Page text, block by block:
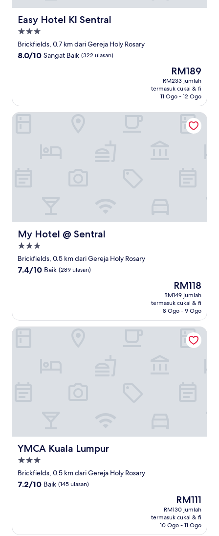
Easy Hotel Kl Sentral
Easy Hotel Kl Sentral
Hartanah
3.0
bintang
Brickfields, 0.7 km dari Gereja Holy Rosary
8.0
ulasan)
8.0/10 Sangat Baik (322 ulasan)
Harga
ialah
RM189
RM189
RM233 jumlah
termasuk cukai & fi
11 Ogo - 12 Ogo
My Hotel @ Sentral
My Hotel @ Sentral
Hartanah
3.0
bintang
Brickfields, 0.5 km dari Gereja Holy Rosary
7.4
7.4/10 Baik (289 ulasan)
Harga
ialah
RM118
RM118
RM149 jumlah
termasuk cukai & fi
8 Ogo - 9 Ogo
My Hotel @ Sentral
YMCA Kuala Lumpur
YMCA Kuala Lumpur
Hartanah
3.0
bintang
Brickfields, 0.5 km dari Gereja Holy Rosary
7.2
7.2/10 Baik (145 ulasan)
Harga
ialah
RM111
RM111
RM130 jumlah
termasuk cukai & fi
10 Ogo - 11 Ogo
YMCA Kuala Lumpur